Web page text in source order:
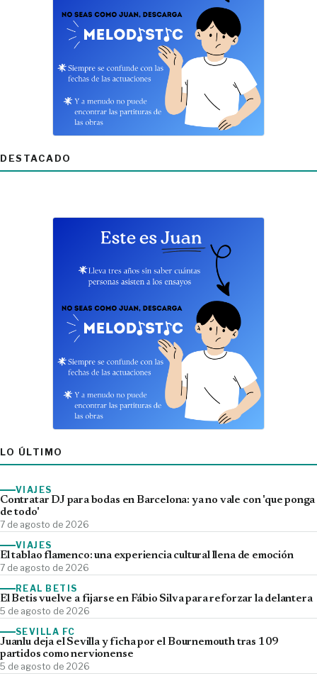
DESTACADO
LO ÚLTIMO
VIAJES
Contratar DJ para bodas en Barcelona: ya no vale con 'que ponga
de todo'
7 de agosto de 2026
VIAJES
El tablao flamenco: una experiencia cultural llena de emoción
7 de agosto de 2026
REAL BETIS
El Betis vuelve a fijarse en Fábio Silva para reforzar la delantera
5 de agosto de 2026
SEVILLA FC
Juanlu deja el Sevilla y ficha por el Bournemouth tras 109
partidos como nervionense
5 de agosto de 2026